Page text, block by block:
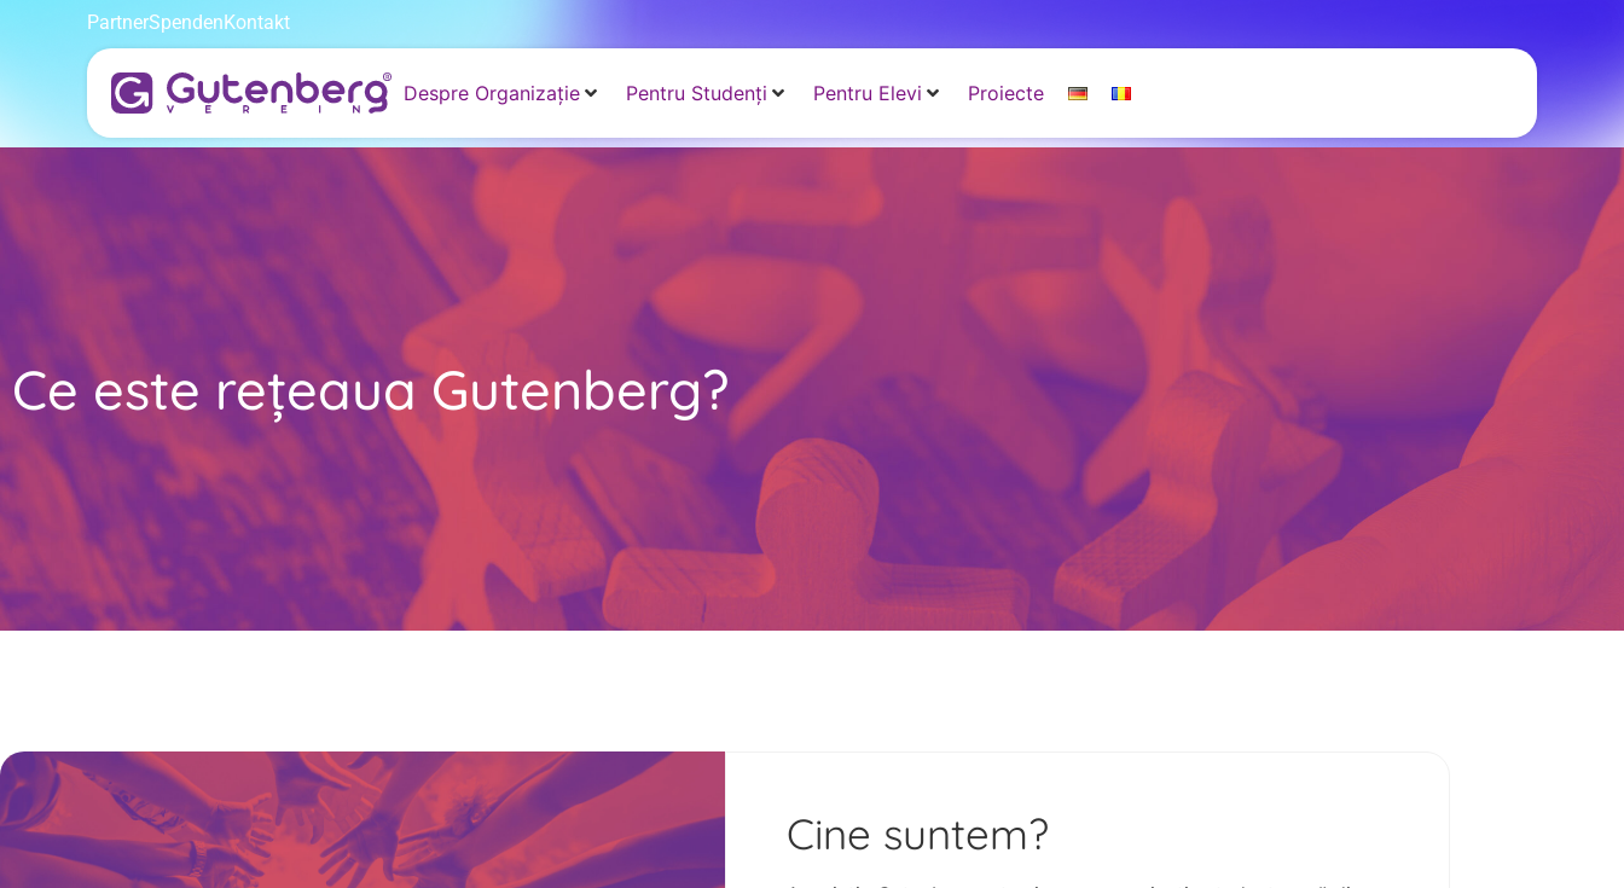
PartnerSpendenKontakt
Despre Organizație Pentru Studenți Pentru Elevi Proiecte
Ce este reţeaua Gutenberg?
Cine suntem?